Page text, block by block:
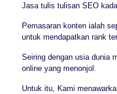
Jasa tulis tulisan SEO
Pemasaran konten ialah
untuk mendapatkan rank
Seiring dengan usia dunia
online yang menonjol.
Untuk itu, Kami